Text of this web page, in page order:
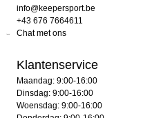
info@keepersport.be
+43 676 7664611
Chat met ons
Klantenservice
Maandag: 9:00-16:00
Dinsdag: 9:00-16:00
Woensdag: 9:00-16:00